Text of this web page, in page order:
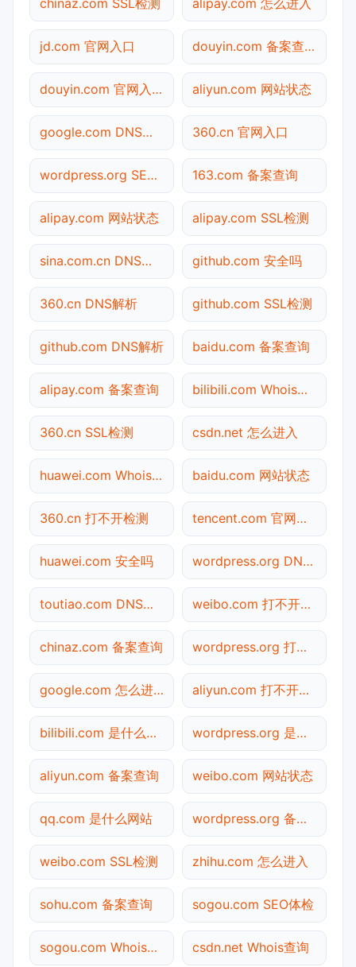
jd.com 官网入口 douyin.com 备案查询
douyin.com 官网入口 aliyun.com 网站状态
google.com DNS解析 360.cn 官网入口
wordpress.org SEO体检 163.com 备案查询
alipay.com 网站状态 alipay.com SSL检测
sina.com.cn DNS解析 github.com 安全吗
360.cn DNS解析 github.com SSL检测
github.com DNS解析 baidu.com 备案查询
alipay.com 备案查询 bilibili.com Whois查询
360.cn SSL检测 csdn.net 怎么进入
huawei.com Whois查询 baidu.com 网站状态
360.cn 打不开检测 tencent.com 官网入口
huawei.com 安全吗 wordpress.org DNS解析
toutiao.com DNS解析 weibo.com 打不开检测
chinaz.com 备案查询 wordpress.org 打不开检测
google.com 怎么进入 aliyun.com 打不开检测
bilibili.com 是什么网站 wordpress.org 是什么网站
aliyun.com 备案查询 weibo.com 网站状态
qq.com 是什么网站 wordpress.org 备案查询
weibo.com SSL检测 zhihu.com 怎么进入
sohu.com 备案查询 sogou.com SEO体检
sogou.com Whois查询 csdn.net Whois查询